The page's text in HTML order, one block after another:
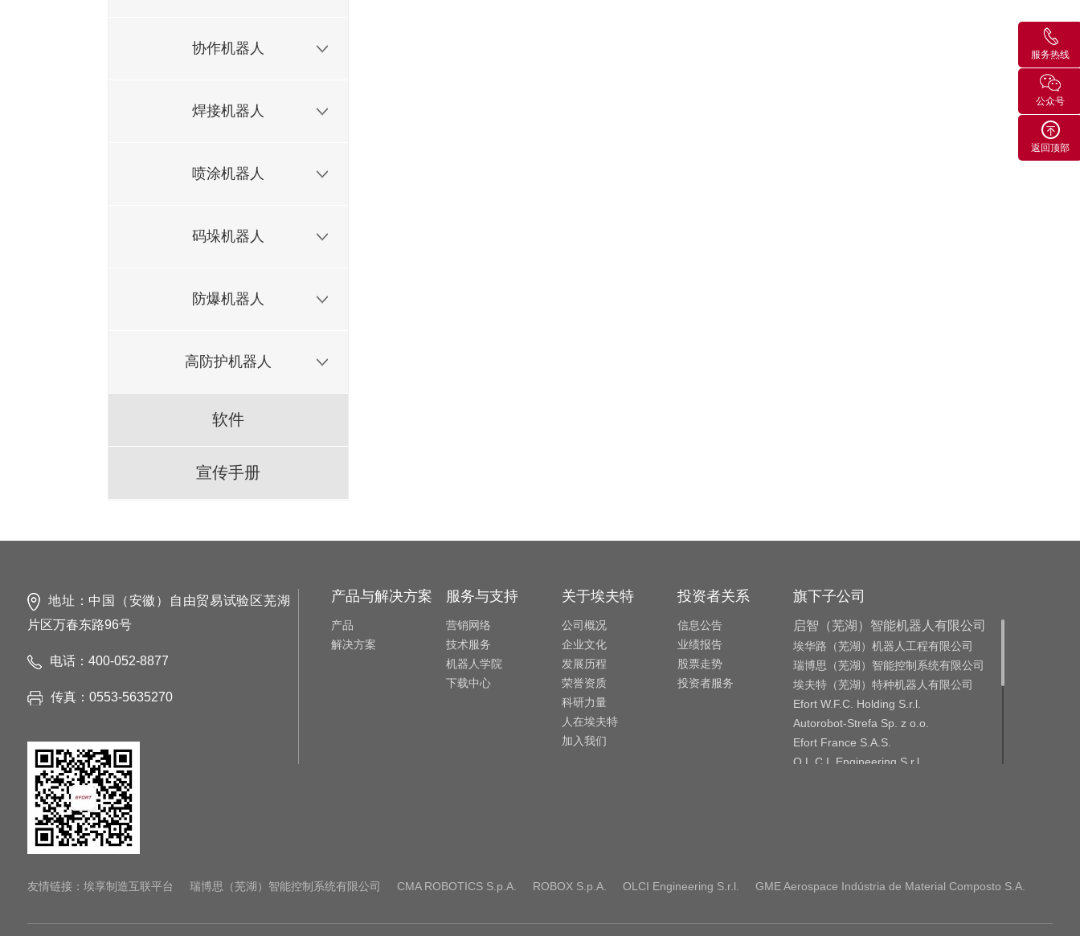
协作机器人
焊接机器人
喷涂机器人
码垛机器人
防爆机器人
高防护机器人
软件
宣传手册
地址：中国（安徽）自由贸易试验区芜湖
片区万春东路96号
电话：400-052-8877
传真：0553-5635270
产品与解决方案
产品
解决方案
服务与支持
营销网络
技术服务
机器人学院
下载中心
关于埃夫特
公司概况
企业文化
发展历程
荣誉资质
科研力量
人在埃夫特
加入我们
投资者关系
信息公告
业绩报告
股票走势
投资者服务
旗下子公司
启智（芜湖）智能机器人有限公司
埃华路（芜湖）机器人工程有限公司
瑞博思（芜湖）智能控制系统有限公司
埃夫特（芜湖）特种机器人有限公司
Efort W.F.C. Holding S.r.l.
Autorobot-Strefa Sp. z o.o.
Efort France S.A.S.
O.L.C.I. Engineering S.r.l.
Efort Europe S.r.l.
友情链接： 埃享制造互联平台 瑞博思（芜湖）智能控制系统有限公司 CMA ROBOTICS S.p.A. ROBOX S.p.A. OLCI Engineering S.r.l. GME Aerospace Indústria de Material Composto S.A.
服务热线
公众号
返回顶部